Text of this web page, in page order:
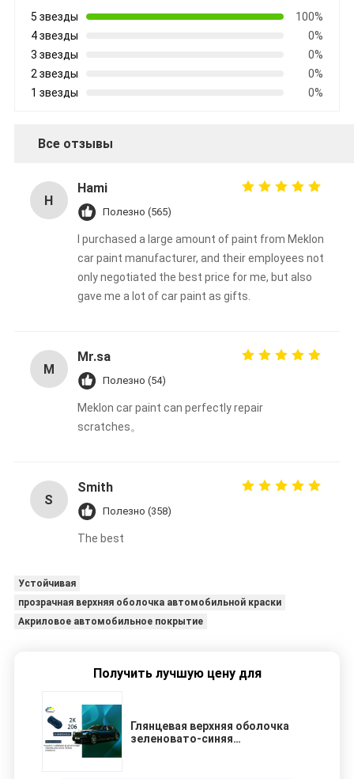
5 звезды
100%
4 звезды
0%
3 звезды
0%
2 звезды
0%
1 звезды
0%
Все отзывы
H
Hami
Полезно (565)
I purchased a large amount of paint from Meklon
car paint manufacturer, and their employees not
only negotiated the best price for me, but also
gave me a lot of car paint as gifts.
M
Mr.sa
Полезно (54)
Meklon car paint can perfectly repair
scratches。
S
Smith
Полезно (358)
The best
Устойчивая
прозрачная верхняя оболочка автомобильной краски
Акриловое автомобильное покрытие
Получить лучшую цену для
Глянцевая верхняя оболочка
зеленовато-синяя